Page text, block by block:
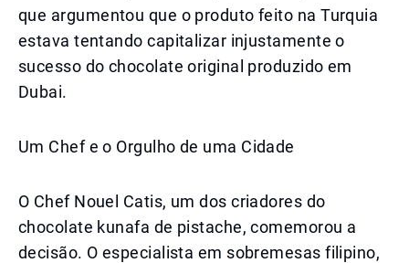
que argumentou que o produto feito na Turquia
estava tentando capitalizar injustamente o
sucesso do chocolate original produzido em
Dubai.
Um Chef e o Orgulho de uma Cidade
O Chef Nouel Catis, um dos criadores do
chocolate kunafa de pistache, comemorou a
decisão. O especialista em sobremesas filipino,